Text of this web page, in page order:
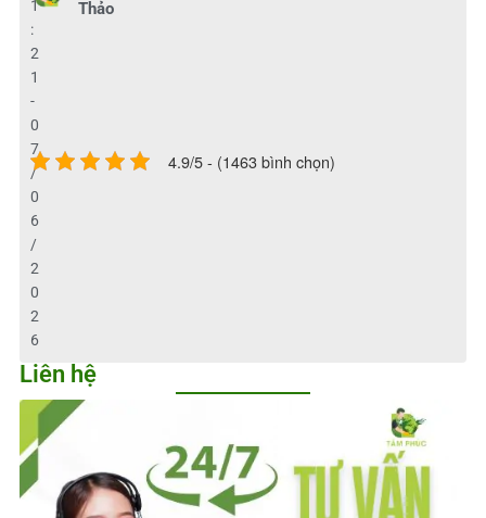
Thảo
1
:
2
1
-
0
7
/
0
6
/
2
0
2
6
4.9/5 - (1463 bình chọn)
Liên hệ